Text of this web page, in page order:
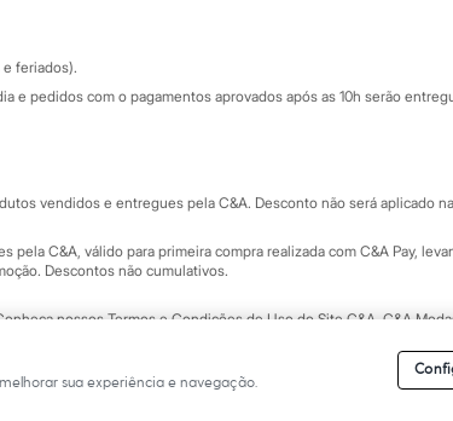
feriados).
e pedidos com o pagamentos aprovados após as 10h serão
vendidos e entregues pela C&A. Desconto não será aplicado
C&A, válido para primeira compra realizada com C&A Pay,
Descontos não cumulativos.
nossos Termos e Condições de Uso do Site C&A. C&A
sua experiência e navegação.